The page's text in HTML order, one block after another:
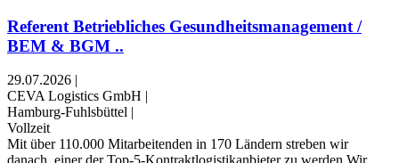
Referent Betriebliches Gesundheitsmanagement /
BEM & BGM ..
29.07.2026 |
CEVA Logistics GmbH |
Hamburg-Fuhlsbüttel |
Vollzeit
Mit über 110.000 Mitarbeitenden in 170 Ländern streben wir